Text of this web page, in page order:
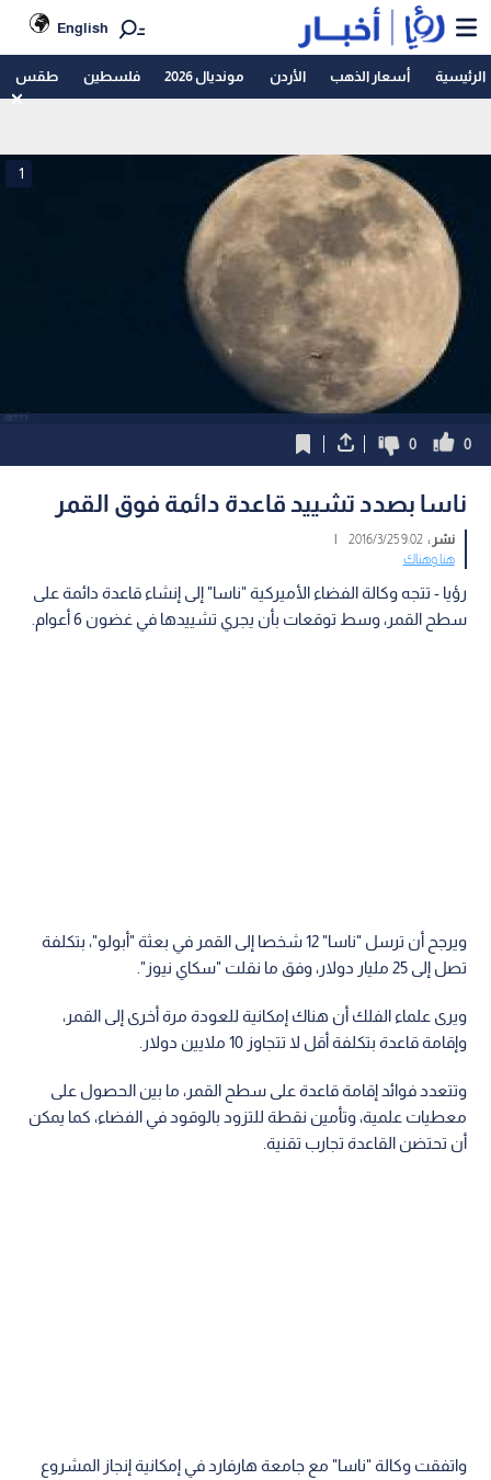
English
الرئيسية أسعار الذهب الأردن مونديال 2026 فلسطين طقس
1
0
0
ناسا بصدد تشييد قاعدة دائمة فوق القمر
نشر :9:02 2016/3/25
|
هنا وهناك
رؤيا - تتجه وكالة الفضاء الأميركية "ناسا" إلى إنشاء قاعدة دائمة على
سطح القمر، وسط توقعات بأن يجري تشييدها في غضون 6 أعوام.
ويرجح أن ترسل "ناسا" 12 شخصا إلى القمر في بعثة "أبولو"، بتكلفة
تصل إلى 25 مليار دولار، وفق ما نقلت "سكاي نيوز".
ويرى علماء الفلك أن هناك إمكانية للعودة مرة أخرى إلى القمر،
وإقامة قاعدة بتكلفة أقل لا تتجاوز 10 ملايين دولار.
وتتعدد فوائد إقامة قاعدة على سطح القمر، ما بين الحصول على
معطيات علمية، وتأمين نقطة للتزود بالوقود في الفضاء، كما يمكن
أن تحتضن القاعدة تجارب تقنية.
واتفقت وكالة "ناسا" مع جامعة هارفارد في إمكانية إنجاز المشروع